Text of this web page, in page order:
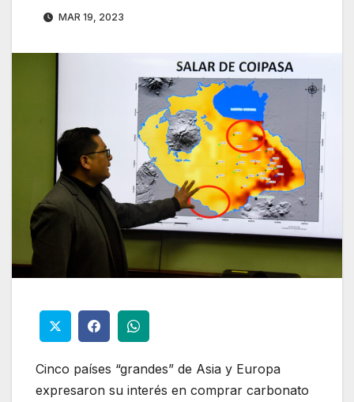
MAR 19, 2023
Cinco países “grandes” de Asia y Europa
expresaron su interés en comprar carbonato